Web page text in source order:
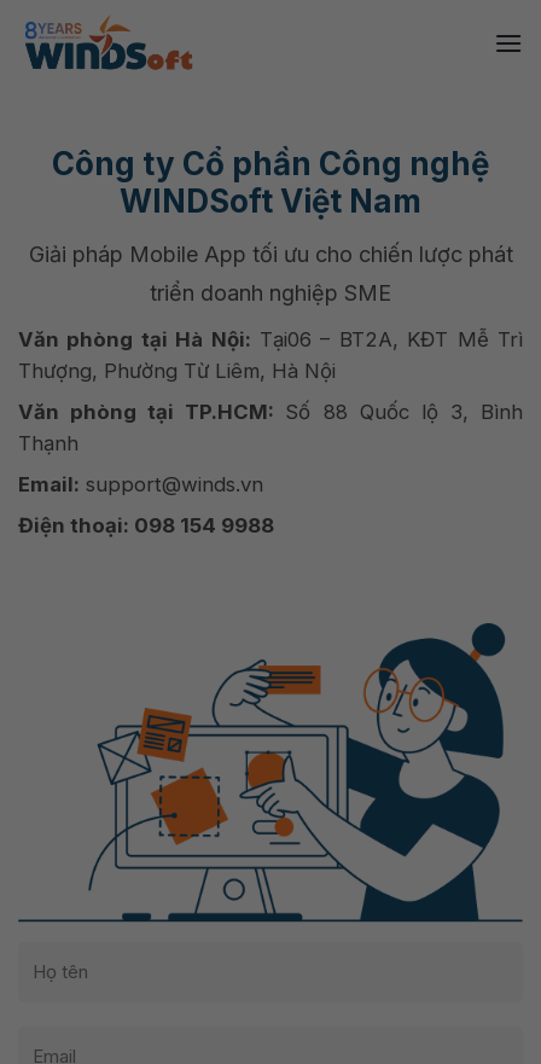
content
Công ty Cổ phần Công nghệ
WINDSoft Việt Nam
Giải pháp Mobile App tối ưu cho chiến lược phát
triển doanh nghiệp SME
Văn phòng tại Hà Nội: Tại06 – BT2A, KĐT Mễ Trì
Thượng, Phường Từ Liêm, Hà Nội
Văn phòng tại TP.HCM: Số 88 Quốc lộ 3, Bình
Thạnh
Email: support@winds.vn
Điện thoại: 098 154 9988